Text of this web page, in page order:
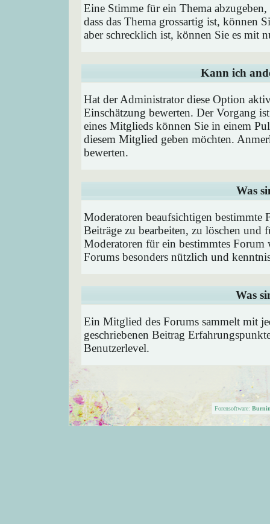
Eine Stimme für ein Thema
dass das Thema grossartig ist, können
aber schrecklich ist, können Sie es mit
Kann ich
Hat der Administrator diese Option
Einschätzung bewerten. Der Vorgang
eines Mitglieds können Sie in einem
diesem Mitglied geben möchten.
bewerten.
Was
Moderatoren beaufsichtigen
Beiträge zu bearbeiten, zu löschen und
Moderatoren für ein bestimmtes Forum
Forums besonders nützlich und
Was
Ein Mitglied des Forums sammelt mit
geschriebenen Beitrag
Benutzerlevel.
Forensoftware: